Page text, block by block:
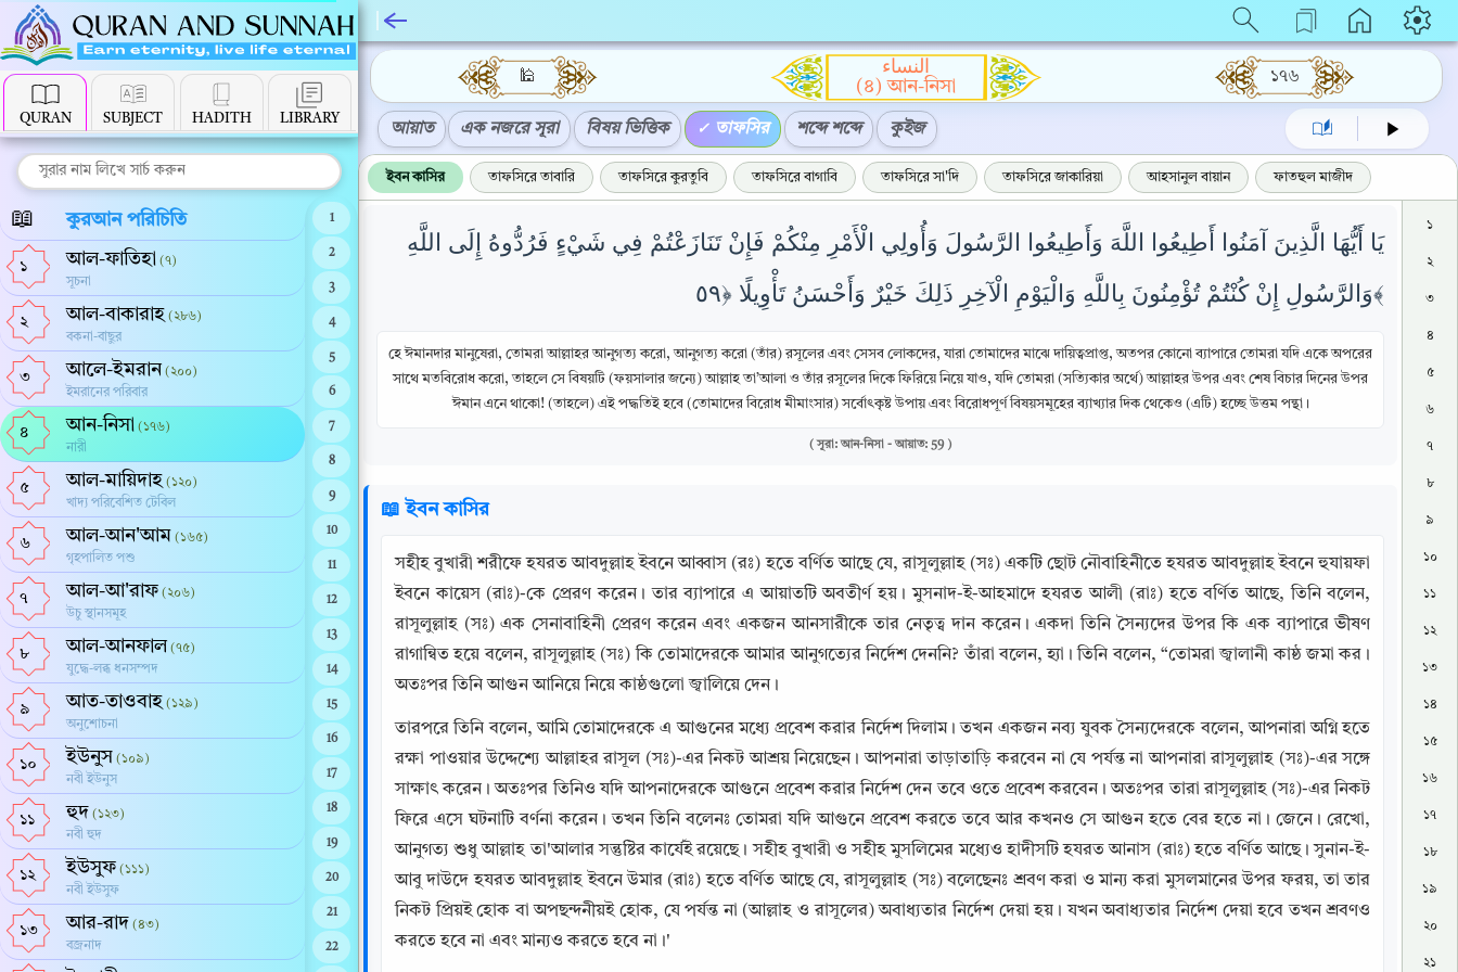
QURAN SUBJECT HADITH LIBRARY
📖 কুরআন পরিচিতি
১ আল-ফাতিহা (৭)
সূচনা
২ আল-বাকারাহ (২৮৬)
বকনা-বাছুর
৩ আলে-ইমরান (২০০)
ইমরানের পরিবার
৪ আন-নিসা (১৭৬)
নারী
৫ আল-মায়িদাহ (১২০)
খাদ্য পরিবেশিত টেবিল
৬ আল-আন'আম (১৬৫)
গৃহপালিত পশু
৭ আল-আ'রাফ (২০৬)
উচু স্থানসমূহ
৮ আল-আনফাল (৭৫)
যুদ্ধে-লব্ধ ধনসম্পদ
৯ আত-তাওবাহ (১২৯)
অনুশোচনা
১০ ইউনুস (১০৯)
নবী ইউনুস
১১ হুদ (১২৩)
নবী হুদ
১২ ইউসুফ (১১১)
নবী ইউসুফ
১৩ আর-রাদ (৪৩)
বজ্রনাদ
1
2
3
4
5
6
7
8
9
10
11
12
13
14
15
16
17
18
19
20
21
22
🕌
النساء
(৪) আন-নিসা
১৭৬
আয়াত এক নজরে সূরা বিষয় ভিত্তিক তাফসির শব্দে শব্দে কুইজ
ইবন কাসির তাফসিরে তাবারি তাফসিরে কুরতুবি তাফসিরে বাগাবি তাফসিরে সা'দি তাফসিরে জাকারিয়া আহসানুল বায়ান ফাতহুল মাজীদ
يَا أَيُّهَا الَّذِينَ آمَنُوا أَطِيعُوا اللَّهَ وَأَطِيعُوا الرَّسُولَ وَأُولِي الْأَمْرِ مِنْكُمْ فَإِنْ تَنَازَعْتُمْ فِي شَيْءٍ فَرُدُّوهُ إِلَى اللَّهِ
وَالرَّسُولِ إِنْ كُنْتُمْ تُؤْمِنُونَ بِاللَّهِ وَالْيَوْمِ الْآخِرِ ذَلِكَ خَيْرٌ وَأَحْسَنُ تَأْوِيلًا ﴿٥٩﴾
হে ঈমানদার মানুষেরা, তোমরা আল্লাহর আনুগত্য করো, আনুগত্য করো (তাঁর) রসূলের এবং সেসব লোকদের, যারা তোমাদের মাঝে দায়িত্বপ্রাপ্ত, অতপর কোনো ব্যাপারে তোমরা যদি একে অপরের
সাথে মতবিরোধ করো, তাহলে সে বিষয়টি (ফয়সালার জন্যে) আল্লাহ তা’আলা ও তাঁর রসূলের দিকে ফিরিয়ে নিয়ে যাও, যদি তোমরা (সত্যিকার অর্থে) আল্লাহর উপর এবং শেষ বিচার দিনের উপর
ঈমান এনে থাকো! (তাহলে) এই পদ্ধতিই হবে (তোমাদের বিরোধ মীমাংসার) সর্বোৎকৃষ্ট উপায় এবং বিরোধপূর্ণ বিষয়সমূহের ব্যাখ্যার দিক থেকেও (এটি) হচ্ছে উত্তম পন্থা।
( সূরা: আন-নিসা - আয়াত: 59 )
📖 ইবন কাসির
সহীহ বুখারী শরীফে হযরত আবদুল্লাহ ইবনে আব্বাস (রঃ) হতে বর্ণিত আছে যে, রাসূলুল্লাহ (সঃ) একটি ছোট নৌবাহিনীতে হযরত আবদুল্লাহ ইবনে হুযায়ফা
ইবনে কায়েস (রাঃ)-কে প্রেরণ করেন। তার ব্যাপারে এ আয়াতটি অবতীর্ণ হয়। মুসনাদ-ই-আহমাদে হযরত আলী (রাঃ) হতে বর্ণিত আছে, তিনি বলেন,
রাসূলুল্লাহ (সঃ) এক সেনাবাহিনী প্রেরণ করেন এবং একজন আনসারীকে তার নেতৃত্ব দান করেন। একদা তিনি সৈন্যদের উপর কি এক ব্যাপারে ভীষণ
রাগান্বিত হয়ে বলেন, রাসূলুল্লাহ (সঃ) কি তোমাদেরকে আমার আনুগত্যের নির্দেশ দেননি? তাঁরা বলেন, হ্যা। তিনি বলেন, “তোমরা জ্বালানী কাষ্ঠ জমা কর।
অতঃপর তিনি আগুন আনিয়ে নিয়ে কাষ্ঠগুলো জ্বালিয়ে দেন।
তারপরে তিনি বলেন, আমি তোমাদেরকে এ আগুনের মধ্যে প্রবেশ করার নির্দেশ দিলাম। তখন একজন নব্য যুবক সৈন্যদেরকে বলেন, আপনারা অগ্নি হতে
রক্ষা পাওয়ার উদ্দেশ্যে আল্লাহর রাসূল (সঃ)-এর নিকট আশ্রয় নিয়েছেন। আপনারা তাড়াতাড়ি করবেন না যে পর্যন্ত না আপনারা রাসূলুল্লাহ (সঃ)-এর সঙ্গে
সাক্ষাৎ করেন। অতঃপর তিনিও যদি আপনাদেরকে আগুনে প্রবেশ করার নির্দেশ দেন তবে ওতে প্রবেশ করবেন। অতঃপর তারা রাসূলুল্লাহ (সঃ)-এর নিকট
ফিরে এসে ঘটনাটি বর্ণনা করেন। তখন তিনি বলেনঃ তোমরা যদি আগুনে প্রবেশ করতে তবে আর কখনও সে আগুন হতে বের হতে না। জেনে। রেখো,
আনুগত্য শুধু আল্লাহ তা'আলার সন্তুষ্টির কার্যেই রয়েছে। সহীহ বুখারী ও সহীহ মুসলিমের মধ্যেও হাদীসটি হযরত আনাস (রাঃ) হতে বর্ণিত আছে। সুনান-ই-
আবু দাউদে হযরত আবদুল্লাহ ইবনে উমার (রাঃ) হতে বর্ণিত আছে যে, রাসূলুল্লাহ (সঃ) বলেছেনঃ শ্রবণ করা ও মান্য করা মুসলমানের উপর ফরয়, তা তার
নিকট প্রিয়ই হোক বা অপছন্দনীয়ই হোক, যে পর্যন্ত না (আল্লাহ ও রাসূলের) অবাধ্যতার নির্দেশ দেয়া হয়। যখন অবাধ্যতার নির্দেশ দেয়া হবে তখন শ্রবণও
করতে হবে না এবং মান্যও করতে হবে না।'
১
২
৩
৪
৫
৬
৭
৮
৯
১০
১১
১২
১৩
১৪
১৫
১৬
১৭
১৮
১৯
২০
২১
Copy